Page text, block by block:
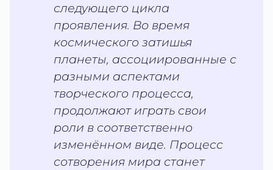
следующего цикла
проявления. Во время
космического затишья
планеты, ассоциированные с
разными аспектами
творческого процесса,
продолжают играть свои
роли в соответственно
изменённом виде. Процесс
сотворения мира станет